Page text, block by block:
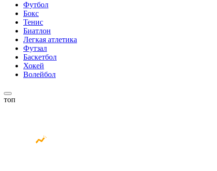
Футбол
Бокс
Тенис
Биатлон
Легкая атлетика
Футзал
Баскетбол
Хокей
Волейбол
топ